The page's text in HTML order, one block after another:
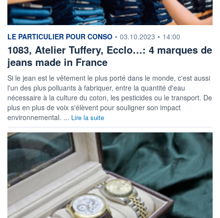
information fournie par
LE PARTICULIER POUR CONSO • 03.10.2023 • 14:00
1083, Atelier Tuffery, Ecclo…: 4 marques de
jeans made in France
Si le jean est le vêtement le plus porté dans le monde, c'est aussi
l'un des plus polluants à fabriquer, entre la quantité d'eau
nécessaire à la culture du coton, les pesticides ou le transport. De
plus en plus de voix s'élèvent pour souligner son impact
environnemental. ... Lire la suite